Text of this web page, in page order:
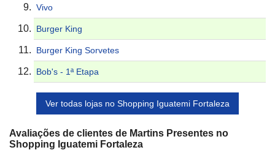
Vivo
Burger King
Burger King Sorvetes
Bob's - 1ª Etapa
Ver todas lojas no Shopping Iguatemi Fortaleza
Avaliações de clientes de Martins Presentes no
Shopping Iguatemi Fortaleza